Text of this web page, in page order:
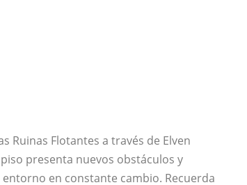
Ruinas Flotantes a través de Elven
presenta nuevos obstáculos y
en constante cambio. Recuerda